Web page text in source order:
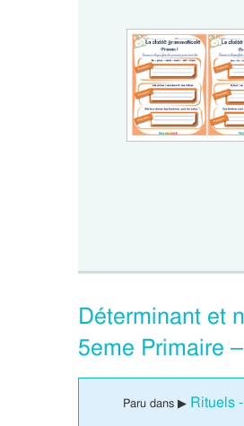
Déterminant et
5eme Primaire
Paru dans ▶ Rituels